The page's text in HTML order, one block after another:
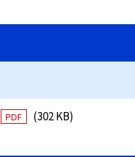
PDF (302 KB)